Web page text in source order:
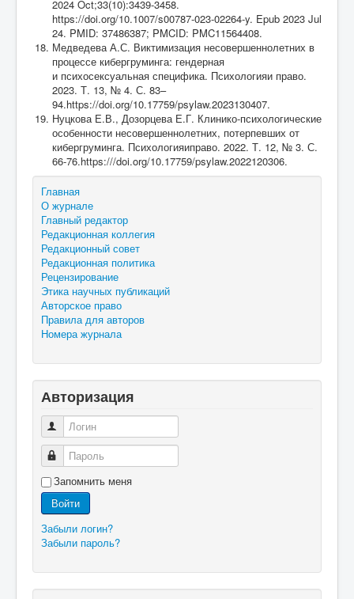
2024 Oct;33(10):3439-3458.
https://doi.org/10.1007/s00787-023-02264-y. Epub 2023 Jul
24. PMID: 37486387; PMCID: PMC11564408.
Медведева А.С. Виктимизация несовершеннолетних в
процессе кибергруминга: гендерная
и психосексуальная специфика. Психологияи право.
2023. Т. 13, № 4. С. 83–
94.https://doi.org/10.17759/psylaw.2023130407.
Нуцкова Е.В., Дозорцева Е.Г. Клинико-психологические
особенности несовершеннолетних, потерпевших от
кибергруминга. Психологияиправо. 2022. Т. 12, № 3. С.
66-76.https:///doi.org/10.17759/psylaw.2022120306.
Главная
О журнале
Главный редактор
Редакционная коллегия
Редакционный совет
Редакционная политика
Рецензирование
Этика научных публикаций
Авторское право
Правила для авторов
Номера журнала
Авторизация
Логин
Пароль
Запомнить меня
Войти
Забыли логин?
Забыли пароль?